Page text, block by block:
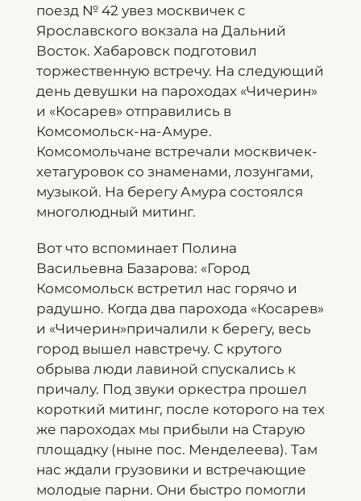
поезд № 42 увез москвичек с
Ярославского вокзала на Дальний
Восток. Хабаровск подготовил
торжественную встречу. На следующий
день девушки на пароходах «Чичерин»
и «Косарев» отправились в
Комсомольск-на-Амуре.
Комсомольчане встречали москвичек-
хетагуровок со знаменами, лозунгами,
музыкой. На берегу Амура состоялся
многолюдный митинг.
Вот что вспоминает Полина
Васильевна Базарова: «Город
Комсомольск встретил нас горячо и
радушно. Когда два парохода «Косарев»
и «Чичерин»причалили к берегу, весь
город вышел навстречу. С крутого
обрыва люди лавиной спускались к
причалу. Под звуки оркестра прошел
короткий митинг, после которого на тех
же пароходах мы прибыли на Старую
площадку (ныне пос. Менделеева). Там
нас ждали грузовики и встречающие
молодые парни. Они быстро помогли